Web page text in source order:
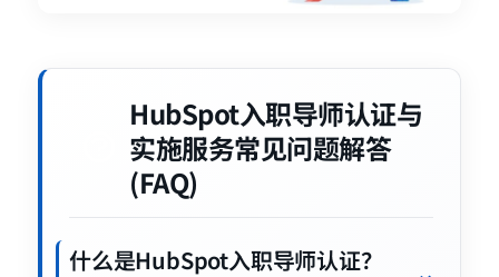
HubSpot入职导师认证与
实施服务常见问题解答
(FAQ)
什么是HubSpot入职导师认证？